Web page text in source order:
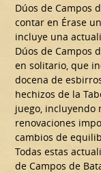
Dúos de Campos
contar en Érase
incluye una
Dúos de Campos
en solitario, que
docena de
hechizos de la
juego, incluyendo
renovaciones
cambios de
Todas estas
de Campos de